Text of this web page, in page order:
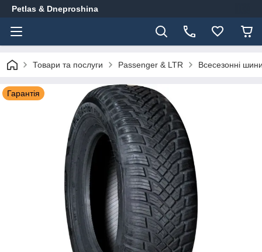
Petlas & Dneproshina
Товари та послуги Passenger & LTR Всесезонні
Гарантія